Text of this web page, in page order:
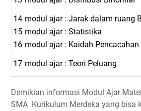
14 modul ajar : Jarak dalam ruang
15 modul ajar : Statistika
16 modul ajar : Kaidah Pencacahan
17 modul ajar : Teori Peluang
Demikian informasi Modul Ajar
SMA Kurikulum Merdeka yang bisa